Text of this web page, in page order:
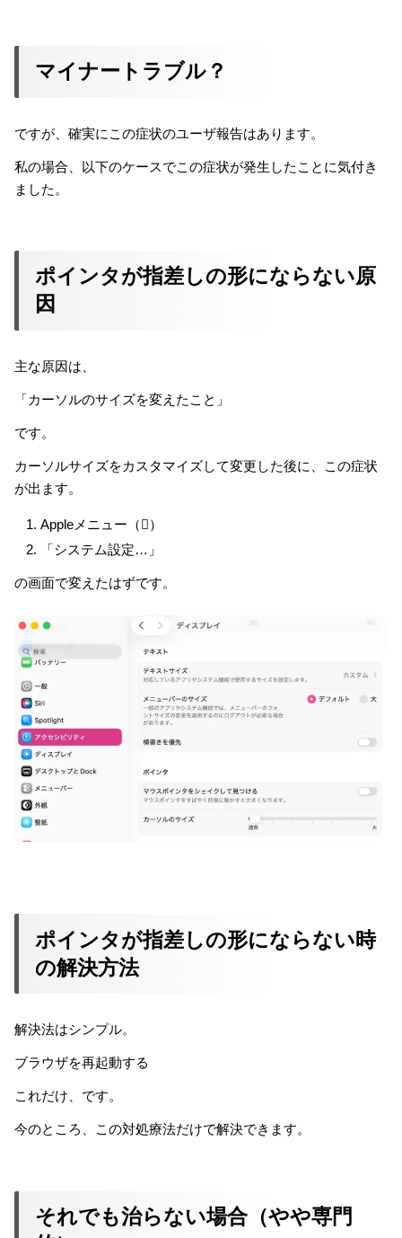
マイナートラブル？
ですが、確実にこの症状のユーザ報告はあります。
私の場合、以下のケースでこの症状が発生したことに気付き
ました。
ポインタが指差しの形にならない原
因
主な原因は、
「カーソルのサイズを変えたこと」
です。
カーソルサイズをカスタマイズして変更した後に、この症状
が出ます。
Appleメニュー（）
「システム設定…」
の画面で変えたはずです。
ポインタが指差しの形にならない時
の解決方法
解決法はシンプル。
ブラウザを再起動する
これだけ、です。
今のところ、この対処療法だけで解決できます。
それでも治らない場合（やや専門